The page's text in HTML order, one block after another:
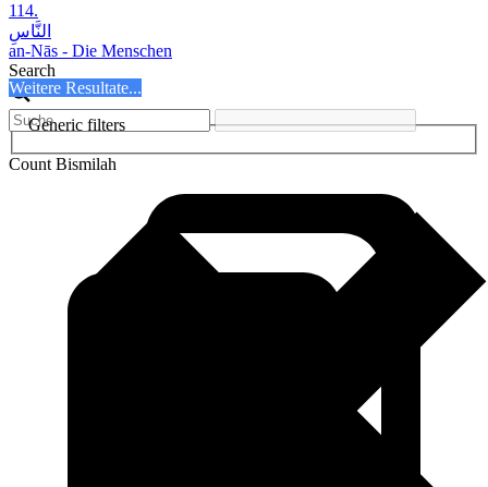
114.
النَّاسِ
an-Nās - Die Menschen
Search
Weitere Resultate...
Generic filters
Count Bismilah